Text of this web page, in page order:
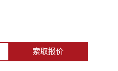
索取报价